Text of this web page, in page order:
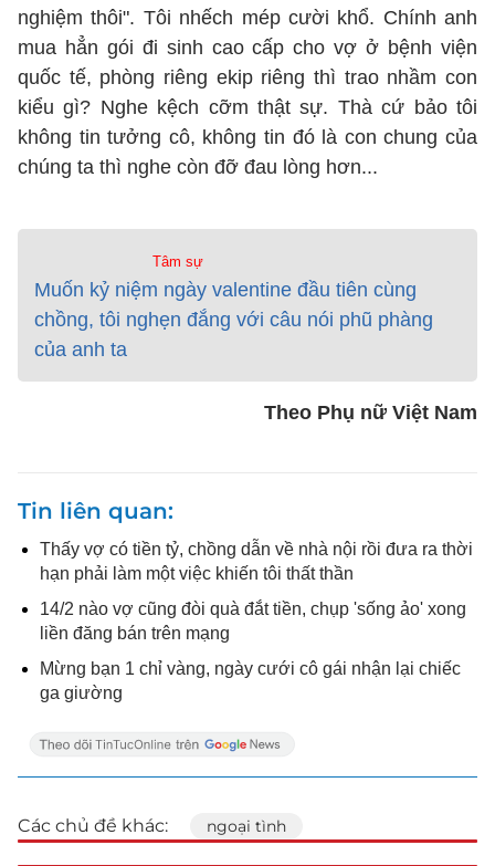
nghiệm thôi". Tôi nhếch mép cười khổ. Chính anh
mua hẳn gói đi sinh cao cấp cho vợ ở bệnh viện
quốc tế, phòng riêng ekip riêng thì trao nhầm con
kiểu gì? Nghe kệch cỡm thật sự. Thà cứ bảo tôi
không tin tưởng cô, không tin đó là con chung của
chúng ta thì nghe còn đỡ đau lòng hơn...
Tâm sự
Muốn kỷ niệm ngày valentine đầu tiên cùng
chồng, tôi nghẹn đắng với câu nói phũ phàng
của anh ta
Theo Phụ nữ Việt Nam
Tin liên quan
Thấy vợ có tiền tỷ, chồng dẫn về nhà nội rồi đưa ra thời
hạn phải làm một việc khiến tôi thất thần
14/2 nào vợ cũng đòi quà đắt tiền, chụp 'sống ảo' xong
liền đăng bán trên mạng
Mừng bạn 1 chỉ vàng, ngày cưới cô gái nhận lại chiếc
ga giường
Các chủ đề khác: ngoại tình